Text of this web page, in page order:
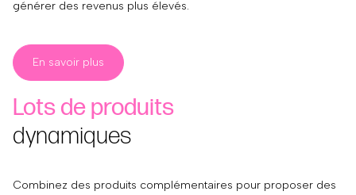
générer des revenus plus élevés.
En savoir plus
Lots de produits
dynamiques
Combinez des produits complémentaires pour proposer des